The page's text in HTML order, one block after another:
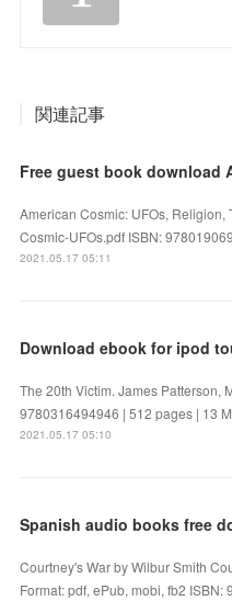
関連記事
Free guest book download
American Cosmic: UFOs, Religion,
Cosmic-UFOs.pdf ISBN:
2021.05.17 05:11
Download ebook for ipod
The 20th Victim. James Patterson,
9780316494946 | 512 pages | 13
2021.05.17 05:10
Courtney's War by Wilbur Smith
Format: pdf, ePub, mobi, fb2 ISBN: